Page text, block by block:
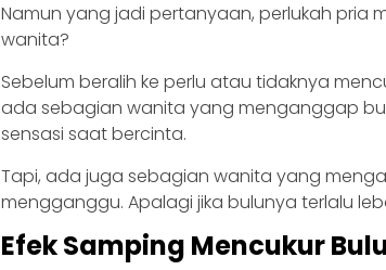
Namun yang jadi pertanyaan, perlukah pria
wanita?
Sebelum beralih ke perlu atau tidaknya
ada sebagian wanita yang menganggap
sensasi saat bercinta.
Tapi, ada juga sebagian wanita yang
mengganggu. Apalagi jika bulunya terlalu
Efek Samping Mencukur